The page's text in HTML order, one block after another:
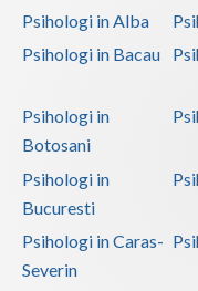
Interventie
Interventie
Interventie
Interventie
Logoterapie (1)
Logoterapie in
Practica pentru
Psihologi in Alba
Psihologi in Bacau
Psihologi in
Botosani
Psihologi in
Bucuresti
Psihologi in Caras-
Severin